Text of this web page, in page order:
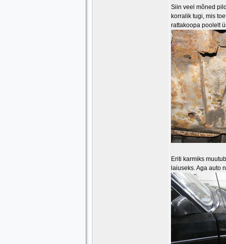
Siin veel mõned
korralik tugi, mis
rattakoopa poolelt
Eriti karmiks
laiuseks. Aga auto